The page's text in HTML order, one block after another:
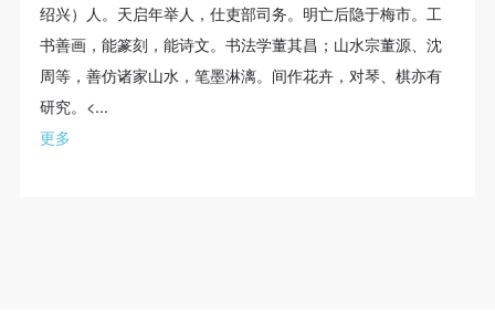
绍兴）人。天启年举人，仕吏部司务。明亡后隐于梅市。工
书善画，能篆刻，能诗文。书法学董其昌；山水宗董源、沈
周等，善仿诸家山水，笔墨淋漓。间作花卉，对琴、棋亦有
研究。<...
更多
快捷登录 帐号密码登录